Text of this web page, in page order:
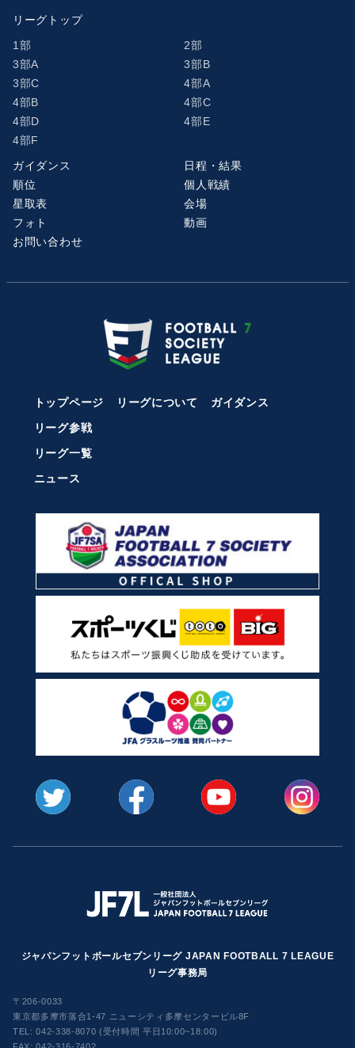
リーグトップ
1部
2部
3部A
3部B
3部C
4部A
4部B
4部C
4部D
4部E
4部F
ガイダンス
日程・結果
順位
個人戦績
星取表
会場
フォト
動画
お問い合わせ
トップページ リーグについて
ガイダンス
リーグ参戦
リーグ一覧
ニュース
ジャパンフットボールセブンリーグ JAPAN FOOTBALL 7 LEAGUE
リーグ事務局
〒206-0033
東京都多摩市落合1-47 ニューシティ多摩センタービル8F
TEL:042-338-8070 (受付時間 平日10:00~18:00)